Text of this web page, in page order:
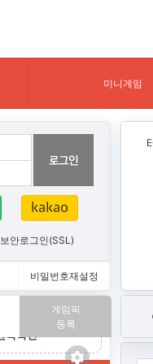
미니게임
보안로그인(SSL)
비밀번호재설정
게임픽
등록